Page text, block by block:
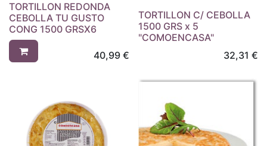
TORTILLON REDONDA
CEBOLLA TU GUSTO
CONG 1500 GRSX6
40,99€
TORTILLON C/ CEBOLLA
1500 GRS x 5
"COMOENCASA"
32,31 €